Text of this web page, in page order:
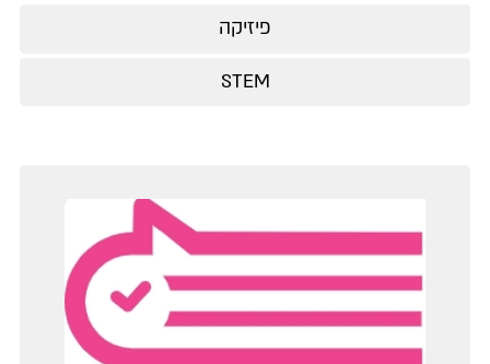
פיזיקה
STEM